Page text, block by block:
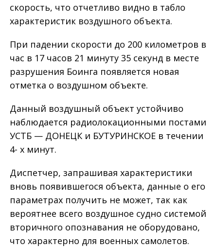
скорость, что отчетливо видно в табло
характеристик воздушного объекта.
При падении скорости до 200 километров в
час в 17 часов 21 минуту 35 секунд в месте
разрушения Боинга появляется новая
отметка о воздушном объекте.
Данный воздушный объект устойчиво
наблюдается радиолокационными постами
УСТБ — ДОНЕЦК и БУТУРИНСКОЕ в течении
4- х минут.
Диспетчер, запрашивая характеристики
вновь появившегося объекта, данные о его
параметрах получить не может, так как
вероятнее всего воздушное судно системой
вторичного опознавания не оборудовано,
что характерно для военных самолетов.